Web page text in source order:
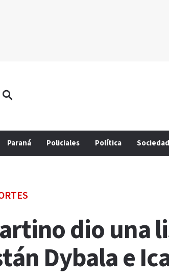
Paraná Policiales Política Sociedad
dio una
Dybala e